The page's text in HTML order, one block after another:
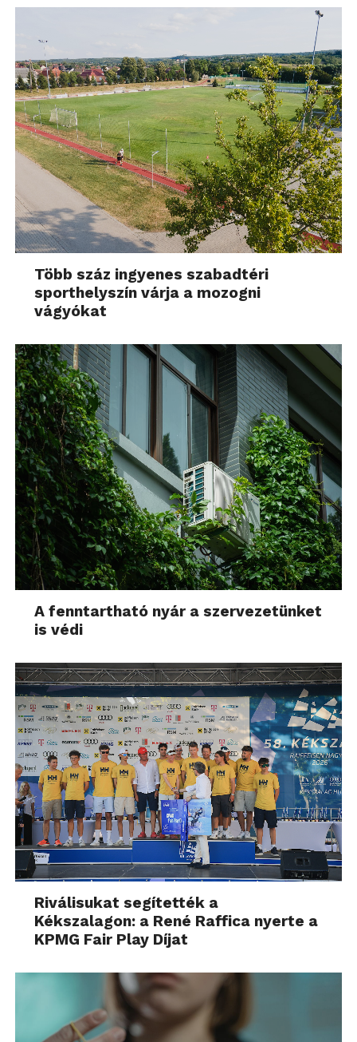
Több száz ingyenes szabadtéri
sporthelyszín várja a mozogni
vágyókat
A fenntartható nyár a szervezetünket
is védi
Riválisukat segítették a
Kékszalagon: a René Raffica nyerte a
KPMG Fair Play Díjat